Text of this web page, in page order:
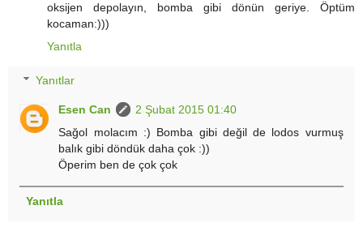
oksijen depolayın, bomba gibi dönün geriye. Öptüm
kocaman:)))
Yanıtla
Yanıtlar
Esen Can
2 Şubat 2015 01:40
Sağol molacım :) Bomba gibi değil de lodos vurmuş
balık gibi döndük daha çok :))
Öperim ben de çok çok
Yanıtla